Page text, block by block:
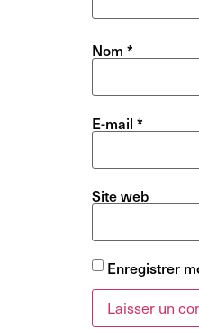
Nom *
E-mail *
Site web
Enregistrer